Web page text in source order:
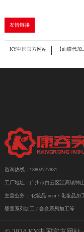
友情链接
KY中国官方网站 【面膜代加
咨询热线：13802777831
工厂地址：广州市白云区江高镇神
主营业务： 化妆品 oem / 化妆品加
婴童系列加工 / 套盒系列加工等